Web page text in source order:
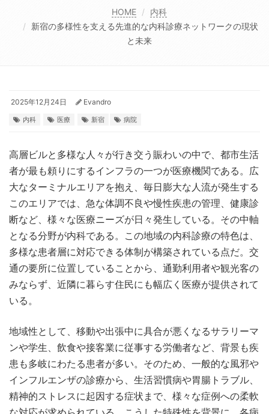
HOME
内科
新宿の多様性を支える先進的な内科診療ネットワークの現状
と未来
2025年12月24日 Evandro
内科 医療 新宿 病院
高層ビルと多様な人々が行き交う賑わいの中で、都市生活
者が最も頼りにするインフラの一つが医療機関である。 広
大なターミナルエリアを抱え、毎日膨大な人流が発生する
このエリアでは、急な体調不良や慢性疾患の管理、健康診
断など、様々な医療ニーズが日々発生している。その中軸
となる分野が内科である。この地域の内科診療の特色は、
多様な患者層に対応できる体制が構築されている点だ。交
通の要所に位置していることから、通勤利用者や観光客の
みならず、近隣に暮らす住民にも幅広く医療が提供されて
いる。
地域性として、移動や出張中に具合が悪くなるサラリーマ
ンや学生、飲食や接客業に従事する労働者など、背景も疾
患も多岐にわたる患者が多い。そのため、一般的な風邪や
インフルエンザの診療から、生活習慣病や胃腸トラブル、
精神的ストレスに起因する症状まで、様々な症例への柔軟